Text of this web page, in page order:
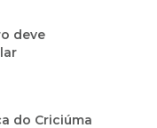
deve
do Criciúma